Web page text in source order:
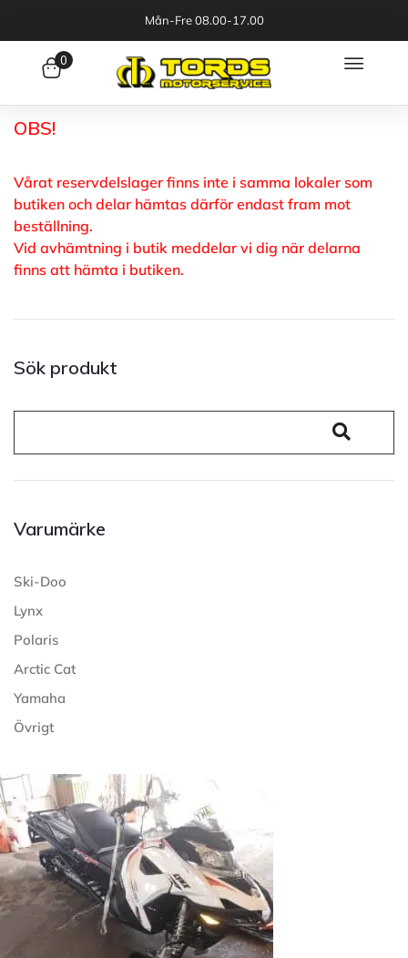
Mån-Fre 08.00-17.00
0
OBS!
Vårat reservdelslager finns inte i samma lokaler som
butiken och delar hämtas därför endast fram mot
beställning.
Vid avhämtning i butik meddelar vi dig när delarna
finns att hämta i butiken.
Sök produkt
Varumärke
Ski-Doo
Lynx
Polaris
Arctic Cat
Yamaha
Övrigt